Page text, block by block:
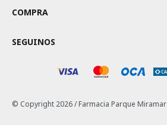
COMPRA
SEGUINOS
© Copyright 2026 / Farmacia Parque Miramar